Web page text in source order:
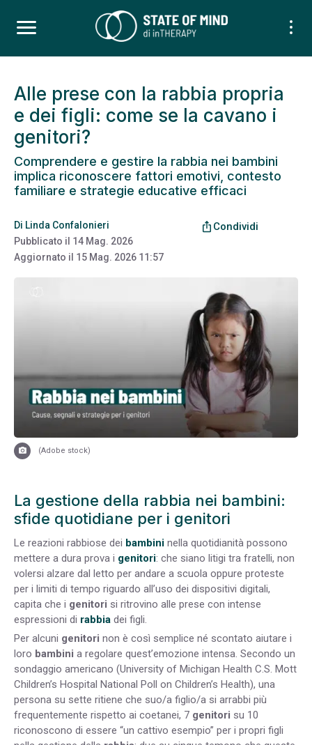
Alle prese con la rabbia propria
e dei figli: come se la cavano i
genitori?
Comprendere e gestire la rabbia nei bambini
implica riconoscere fattori emotivi, contesto
familiare e strategie educative efficaci
Di Linda Confalonieri
Pubblicato il 14 Mag. 2026
Aggiornato il 15 Mag. 2026 11:57
ios_share Condividi
(Adobe stock)
La gestione della rabbia nei bambini:
sfide quotidiane per i genitori
Le reazioni rabbiose dei bambini nella quotidianità possono
mettere a dura prova i genitori: che siano litigi tra fratelli, non
volersi alzare dal letto per andare a scuola oppure proteste
per i limiti di tempo riguardo all’uso dei dispositivi digitali,
capita che i genitori si ritrovino alle prese con intense
espressioni di rabbia dei figli.
Per alcuni genitori non è così semplice né scontato aiutare i
loro bambini a regolare quest’emozione intensa. Secondo un
sondaggio americano (University of Michigan Health C.S. Mott
Children’s Hospital National Poll on Children’s Health), una
persona su sette ritiene che suo/a figlio/a si arrabbi più
frequentemente rispetto ai coetanei, 7 genitori su 10
riconoscono di essere “un cattivo esempio” per i propri figli